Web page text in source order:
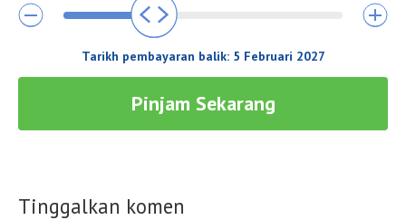
Tarikh pembayaran balik: 5 Februari 2027
Pinjam Sekarang
Tinggalkan komen